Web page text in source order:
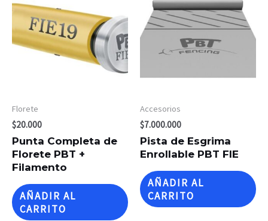
Florete
$20.000
Punta Completa de
Florete PBT +
Filamento
AÑADIR AL
CARRITO
Accesorios
$7.000.000
Pista de Esgrima
Enrollable PBT FIE
AÑADIR AL
CARRITO